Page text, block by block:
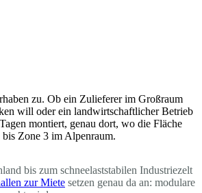
zu. Ob ein Zulieferer im Großraum
will oder ein landwirtschaftlicher Betrieb
montiert, genau dort, wo die Fläche
Zone 3 im Alpenraum.
bis zum schneelaststabilen Industriezelt
zur Miete setzen genau da an: modulare